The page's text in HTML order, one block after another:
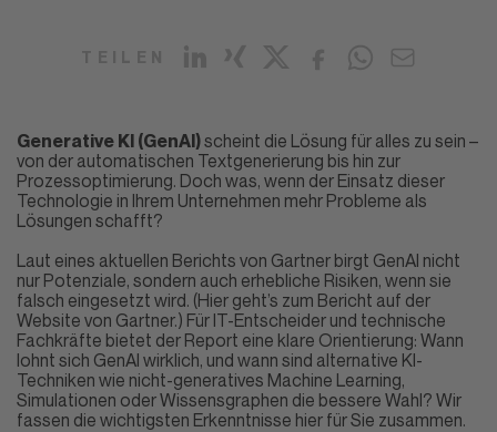
Generative KI (GenAI)scheint die Lösung für alles zu sein –
von der automatischen Textgenerierung bis hin zur
Prozessoptimierung. Doch was, wenn der Einsatz dieser
Technologie in Ihrem Unternehmen mehr Probleme als
Lösungen schafft?
Laut eines aktuellen Berichts von Gartner birgt GenAI nicht
nur Potenziale, sondern auch erhebliche Risiken, wenn sie
falsch eingesetzt wird. (Hier geht’s zum Bericht auf der
Website von Gartner.) Für IT-Entscheider und technische
Fachkräfte bietet der Report eine klare Orientierung: Wann
lohnt sich GenAI wirklich, und wann sind alternative KI-
Techniken wie nicht-generatives Machine Learning,
Simulationen oder Wissensgraphen die bessere Wahl? Wir
fassen die wichtigsten Erkenntnisse hier für Sie zusammen.